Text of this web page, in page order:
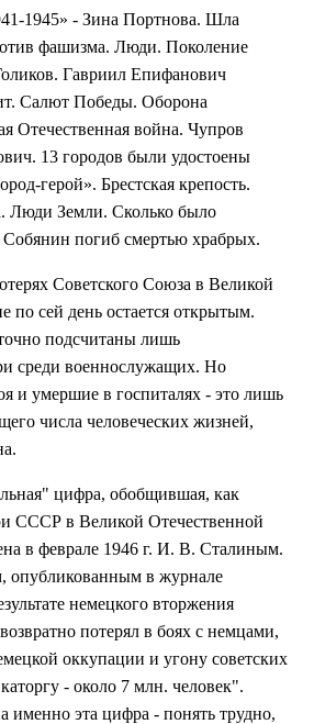
1945» - Зина Портнова. Шла
фашизма. Люди. Поколение
Гавриил Епифанович
Салют Победы. Оборона
Отечественная война. Чупров
13 городов были удостоены
герой». Брестская крепость.
Люди Земли. Сколько было
погиб смертью храбрых.
Советского Союза в Великой
по сей день остается открытым.
подсчитаны лишь
среди военнослужащих. Но
и умершие в госпиталях - это лишь
числа человеческих жизней,
цифра, обобщившая, как
СССР в Великой Отечественной
в феврале 1946 г. И. В. Сталиным.
опубликованным в журнале
немецкого вторжения
потерял в боях с немцами,
оккупации и угону советских
- около 7 млн. человек".
именно эта цифра - понять трудно,